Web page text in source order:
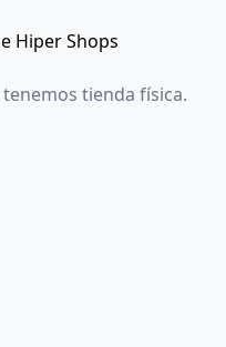
Hiper Shops
tienda física.